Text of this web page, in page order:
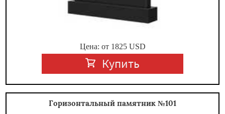
Цена: от 1825USD
Купить
Горизонтальный памятник №101